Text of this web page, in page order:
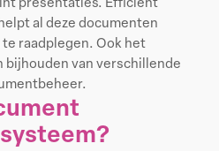
al deze documenten
raadplegen. Ook het
van verschillende